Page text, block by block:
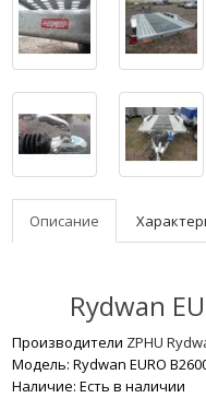
Описание
Rydwan
Производители ZPHU
Модель: Rydwan EURO
Наличие: Есть в наличии